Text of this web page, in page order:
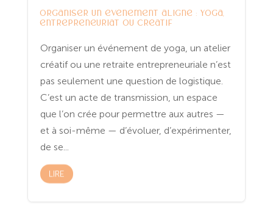
Organiser un événement aligné : yoga,
entrepreneuriat ou créatif
Organiser un événement de yoga, un atelier
créatif ou une retraite entrepreneuriale n’est
pas seulement une question de logistique.
C’est un acte de transmission, un espace
que l’on crée pour permettre aux autres —
et à soi-même — d’évoluer, d’expérimenter,
de se...
LIRE